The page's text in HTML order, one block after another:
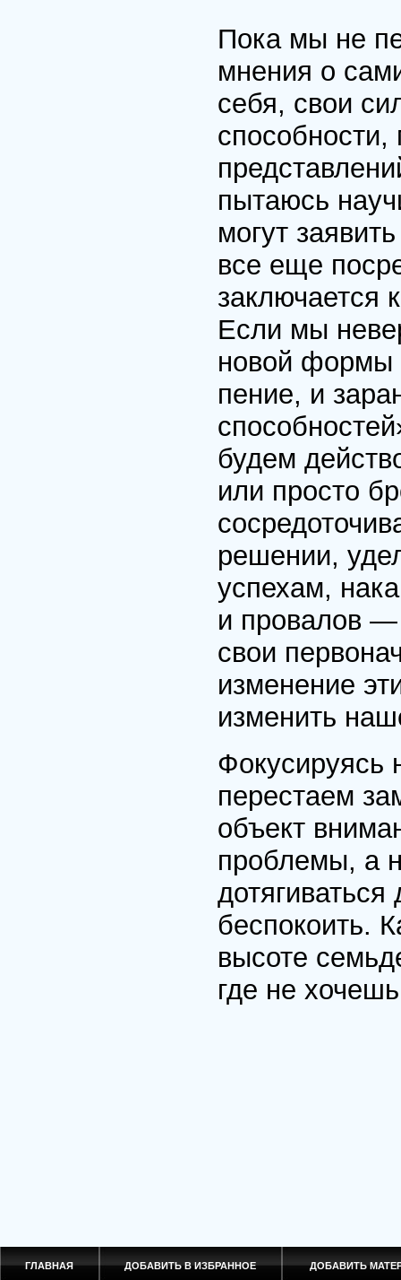
Пока мы не
мнения о
себя, свои
пытаюсь
могут
все еще
заключается
Если мы
новой формы
пение, и
будем
или просто
решении,
успехам,
и провалов —
свои
изменение
изменить
перестаем
объект
проблемы, а
беспокоить.
высоте
где не
ГЛАВНАЯ ДОБАВИТЬ В ИЗБРАННОЕ ДОБАВИТЬ